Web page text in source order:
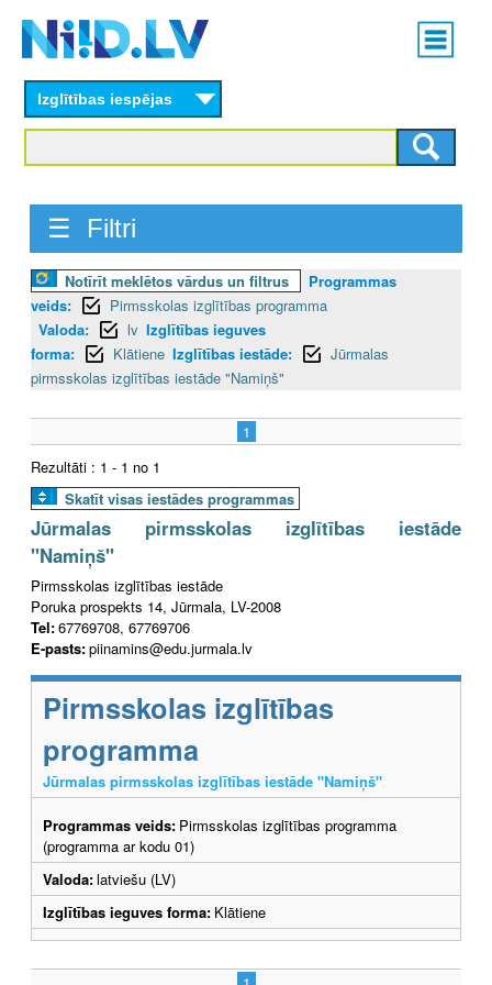
content
Main
menu
Izglītības iespējas
☰ Filtri
Notīrīt meklētos vārdus un filtrus
Programmas
veids:
Pirmsskolas izglītības programma
Valoda:
lv Izglītības ieguves
forma:
Klātiene Izglītības iestāde:
Jūrmalas
pirmsskolas izglītības iestāde "Namiņš"
1
Rezultāti : 1 - 1 no 1
Skatīt visas iestādes programmas
Jūrmalas pirmsskolas izglītības iestāde
"Namiņš"
Pirmsskolas izglītības iestāde
Poruka prospekts 14, Jūrmala, LV-2008
Tel:67769708, 67769706
E-pasts:piinamins@edu.jurmala.lv
Pirmsskolas izglītības
programma
Jūrmalas pirmsskolas izglītības iestāde "Namiņš"
Programmas veids: Pirmsskolas izglītības programma
(programma ar kodu 01)
Valoda:latviešu (LV)
Izglītības ieguves forma: Klātiene